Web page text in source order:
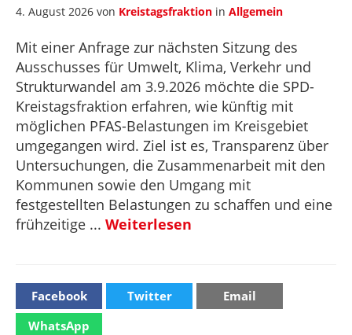
4. August 2026 von Kreistagsfraktion in Allgemein
Mit einer Anfrage zur nächsten Sitzung des
Ausschusses für Umwelt, Klima, Verkehr und
Strukturwandel am 3.9.2026 möchte die SPD-
Kreistagsfraktion erfahren, wie künftig mit
möglichen PFAS-Belastungen im Kreisgebiet
umgegangen wird. Ziel ist es, Transparenz über
Untersuchungen, die Zusammenarbeit mit den
Kommunen sowie den Umgang mit
festgestellten Belastungen zu schaffen und eine
frühzeitige ... Weiterlesen
Facebook Twitter
Email
WhatsApp